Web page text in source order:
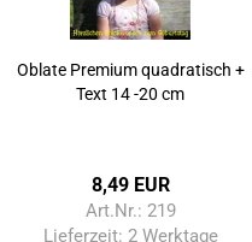
Oblate Premium quadratisch +
Text 14 -20 cm
8,49 EUR
Art.Nr.: 219
Lieferzeit: 2 Werktage